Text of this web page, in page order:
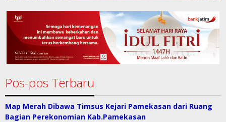
Pos-pos Terbaru
Map Merah Dibawa Timsus Kejari Pamekasan dari Ruang
Bagian Perekonomian Kab.Pamekasan